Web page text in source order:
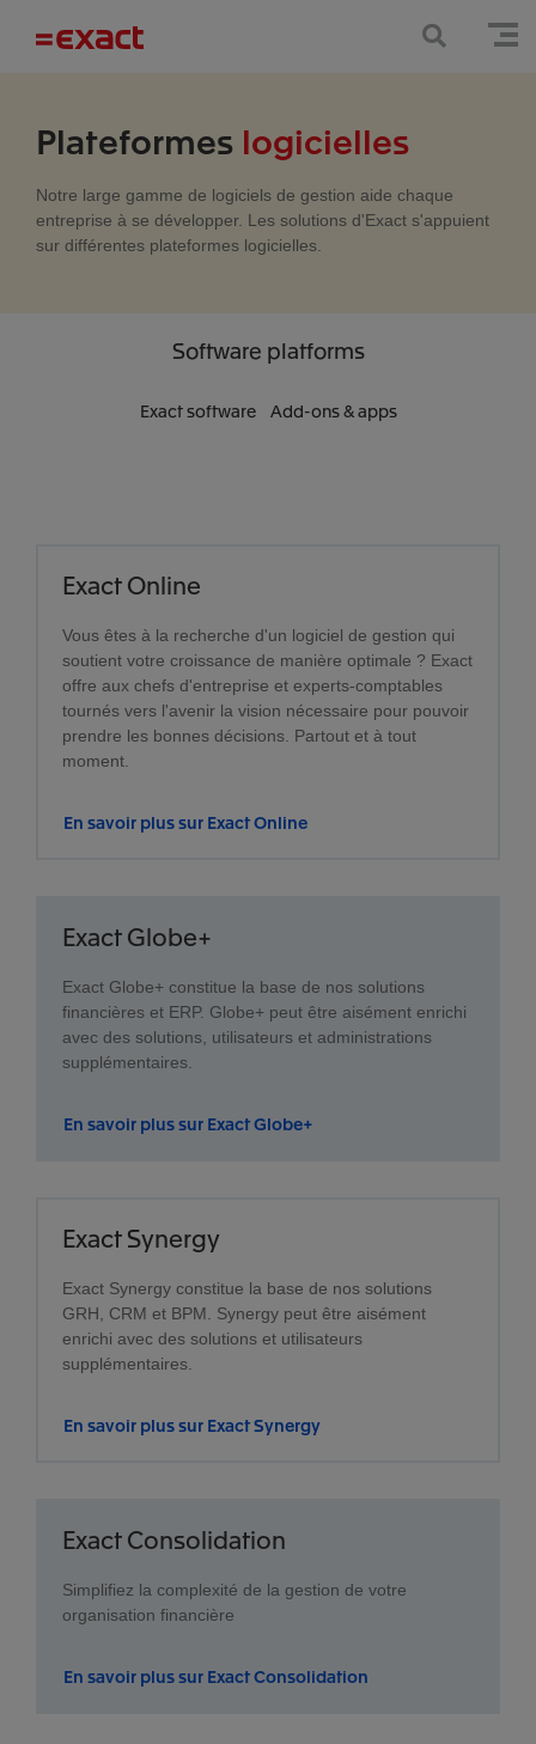
Plateformes logicielles
Notre large gamme de logiciels de gestion aide chaque
entreprise à se développer. Les solutions d'Exact s'appuient
sur différentes plateformes logicielles.
Software platforms
Exact software Add-ons & apps
Exact Online
Vous êtes à la recherche d'un logiciel de gestion qui
soutient votre croissance de manière optimale ? Exact
offre aux chefs d'entreprise et experts-comptables
tournés vers l'avenir la vision nécessaire pour pouvoir
prendre les bonnes décisions. Partout et à tout
moment.
En savoir plus sur Exact Online
Exact Globe+
Exact Globe+ constitue la base de nos solutions
financières et ERP. Globe+ peut être aisément enrichi
avec des solutions, utilisateurs et administrations
supplémentaires.
En savoir plus sur Exact Globe+
Exact Synergy
Exact Synergy constitue la base de nos solutions
GRH, CRM et BPM. Synergy peut être aisément
enrichi avec des solutions et utilisateurs
supplémentaires.
En savoir plus sur Exact Synergy
Exact Consolidation
Simplifiez la complexité de la gestion de votre
organisation financière
En savoir plus sur Exact Consolidation